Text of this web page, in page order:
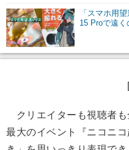
「スマホ用
15 Proで遠く
クリエイターも視聴者も
最大のイベント『ニコニ